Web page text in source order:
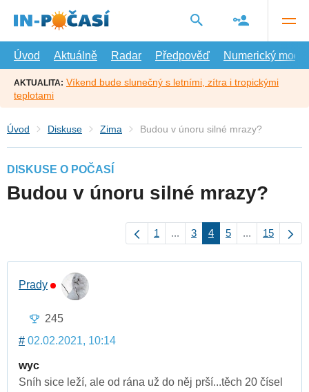
hlavní
Úvod
Aktuálně Radar Předpověď Numerický model
AKTUALITA: Víkend bude slunečný s letními, zítra i tropickými
teplotami
Úvod Diskuse Zima Budou v únoru silné mrazy?
DISKUSE O POČASÍ
Budou v únoru silné mrazy?
1 ... 3 4 5 ... 15
Prady
245
# 02.02.2021, 10:14
wyc
Sníh sice leží, ale od rána už do něj prší...těch 20 čísel